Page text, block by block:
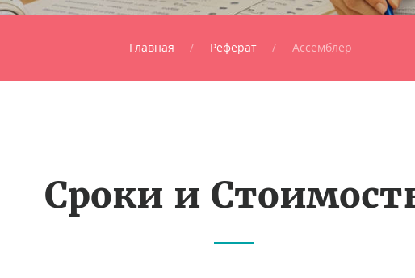
Главная Реферат Ассемблер
Сроки и